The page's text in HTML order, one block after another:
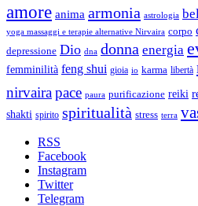
amore anima armonia astrologia
yoga massaggi e terapie alternative Nirvaira corpo
depressione Dio dna donna energia
femminilità feng shui gioia io karma libertà
nirvairapace paura purificazione reiki
shakti spirito spiritualità stress terra
RSS
Facebook
Instagram
Twitter
Telegram